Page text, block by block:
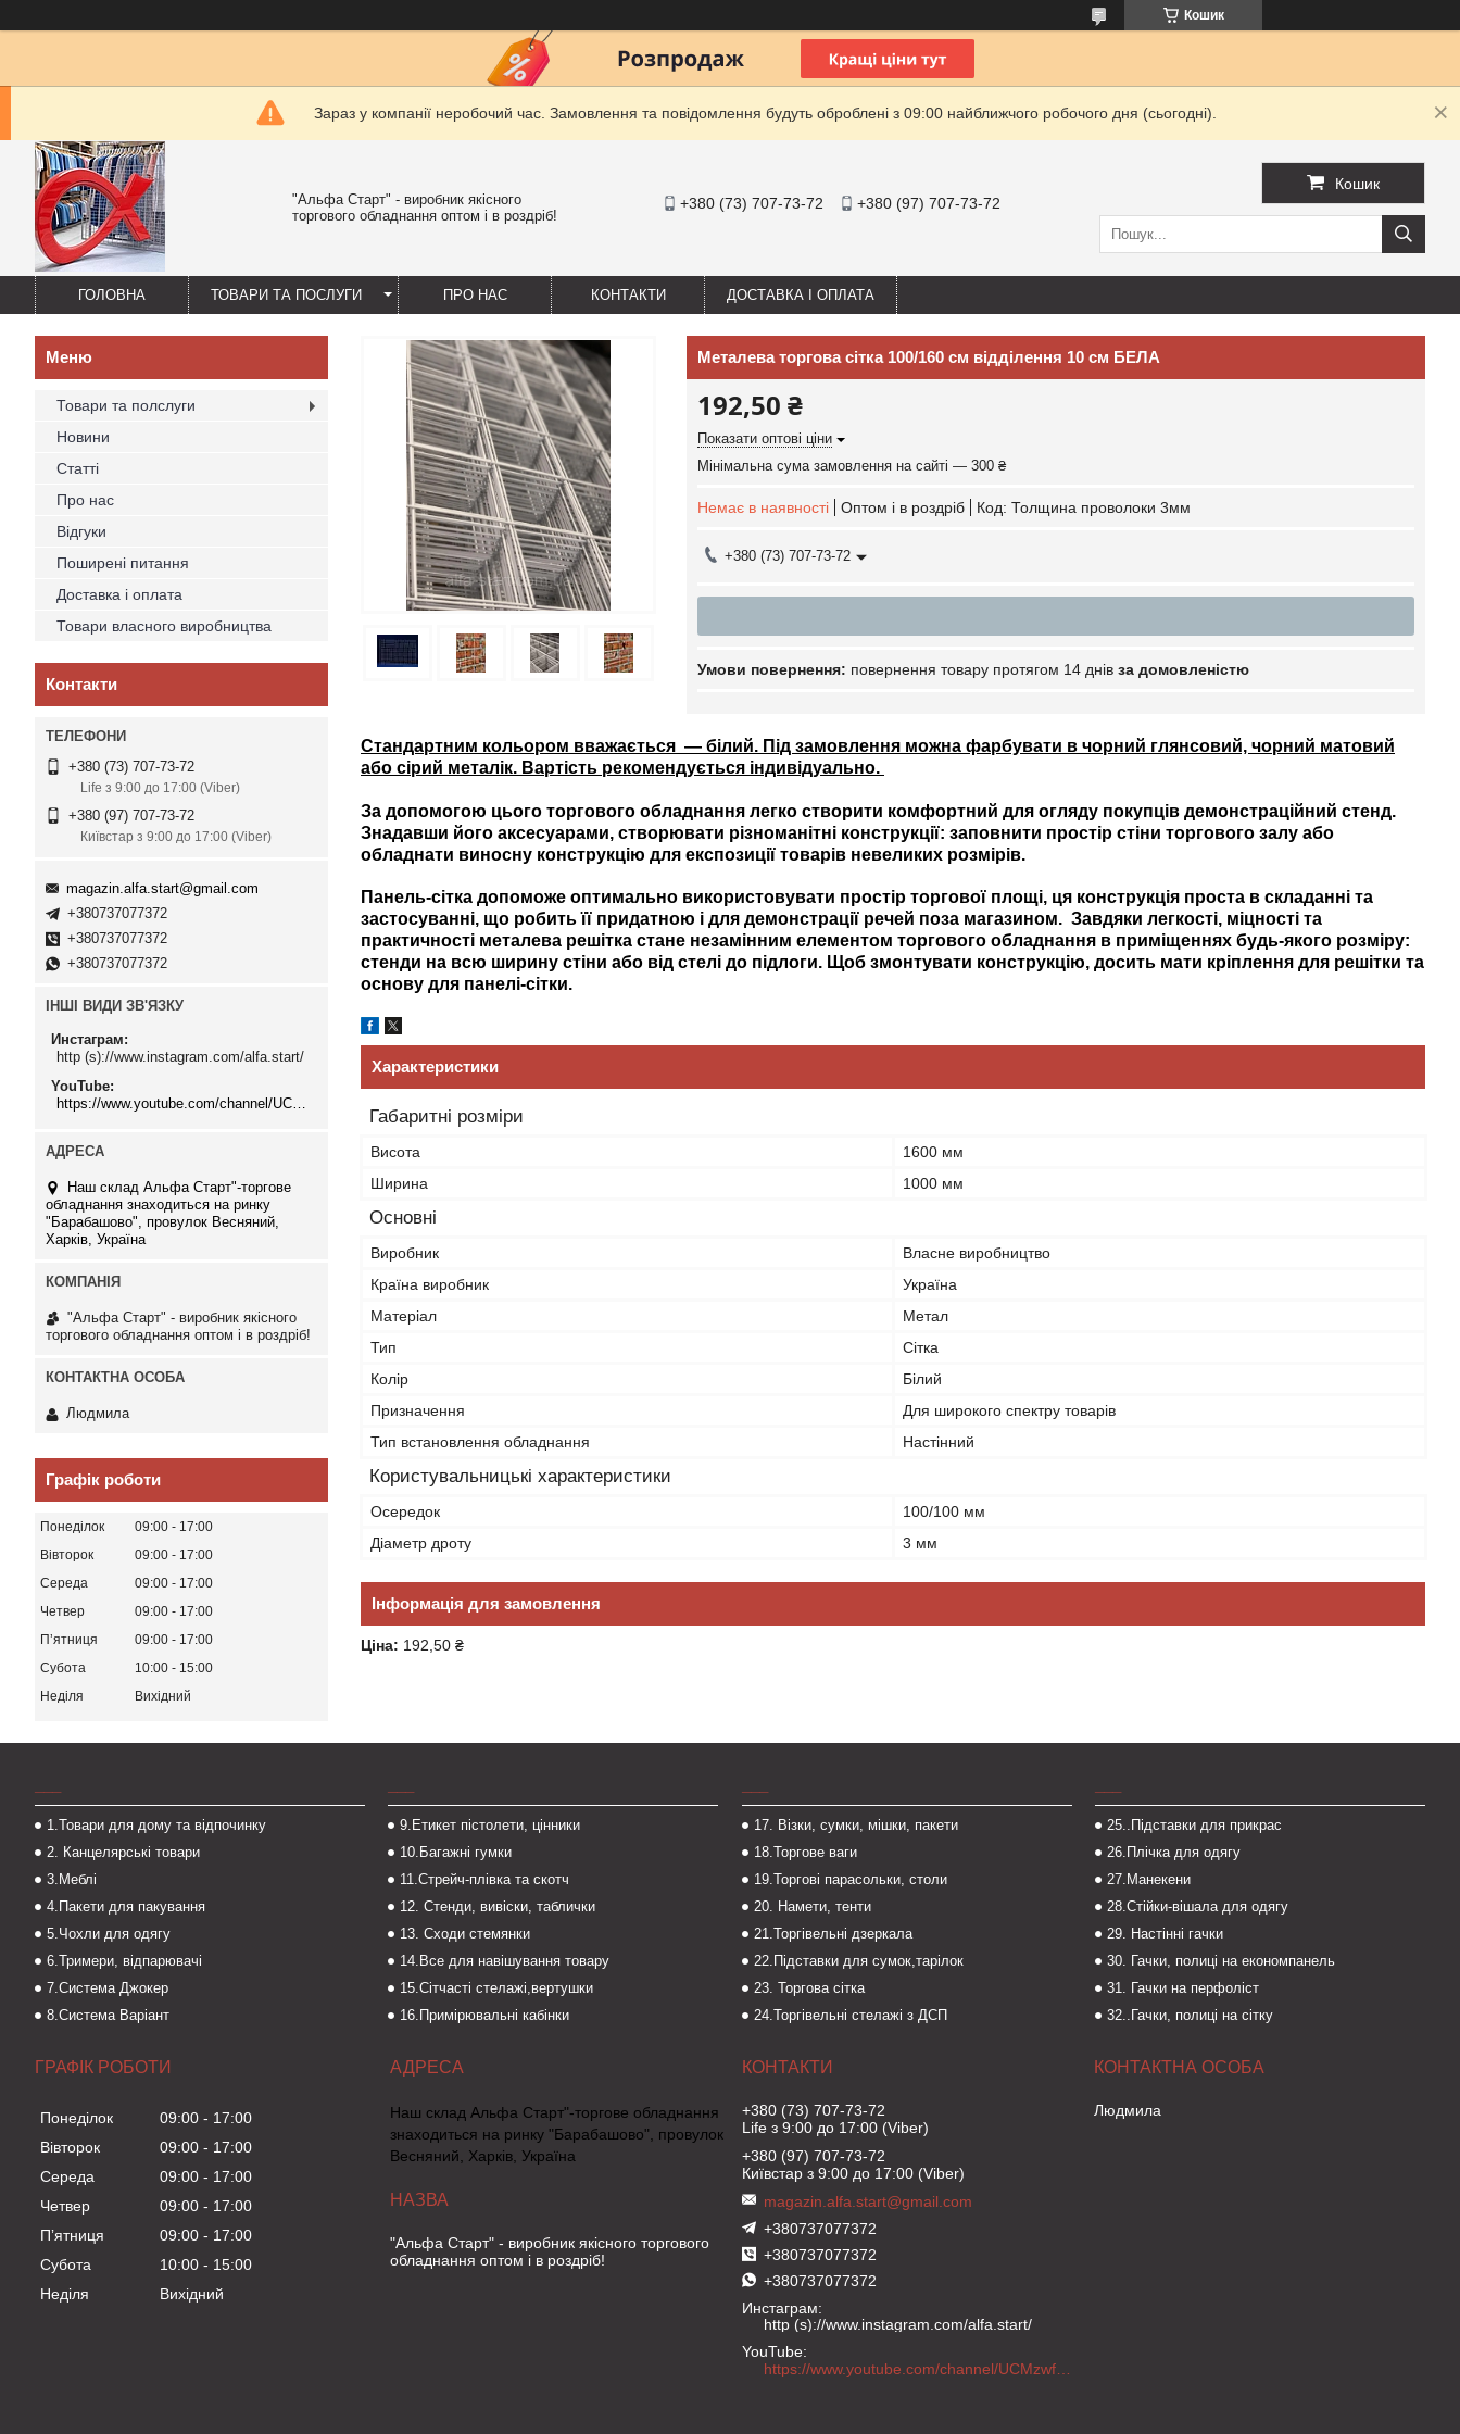
Кошик
Зараз у компанії неробочий час. Замовлення та повідомлення будуть оброблені з 09:00 найближчого робочого дня (сьогодні).
"Альфа Старт" - виробник якісного
торгового обладнання оптом і в роздріб!
+380 (73) 707-73-72 +380 (97) 707-73-72
Кошик
ГОЛОВНА ТОВАРИ ТА ПОСЛУГИ ПРО НАС КОНТАКТИ ДОСТАВКА І ОПЛАТА
Металева торгова сітка 100/160 см відділення 10 см БЕЛА
192,50 ₴
Показати оптові ціни
Мінімальна сума замовлення на сайті — 300 ₴
Немає в наявності Оптом і в роздріб Код: Толщина проволоки 3мм
+380 (73) 707-73-72
повернення товару протягом 14 днів за домовленістю
Стандартним кольором вважається — білий. Під замовлення можна фарбувати в чорний глянсовий, чорний матовий
або сірий металік. Вартість рекомендується індивідуально.
За допомогою цього торгового обладнання легко створити комфортний для огляду покупців демонстраційний стенд.
Знадавши його аксесуарами, створювати різноманітні конструкції: заповнити простір стіни торгового залу або
обладнати виносну конструкцію для експозиції товарів невеликих розмірів.
Панель-сітка допоможе оптимально використовувати простір торгової площі, ця конструкція проста в складанні та
застосуванні, що робить її придатною і для демонстрації речей поза магазином. Завдяки легкості, міцності та
практичності металева решітка стане незамінним елементом торгового обладнання в приміщеннях будь-якого розміру:
стенди на всю ширину стіни або від стелі до підлоги. Щоб змонтувати конструкцію, досить мати кріплення для решітки та
основу для панелі-сітки.
Характеристики
Габаритні розміри
Висота
1600 мм
Ширина
1000 мм
Основні
Виробник
Власне виробництво
Країна виробник
Україна
Матеріал
Метал
Тип
Сітка
Колір
Білий
Призначення
Для широкого спектру товарів
Тип встановлення обладнання
Настінний
Користувальницькі характеристики
Осередок
100/100 мм
Діаметр дроту
3 мм
Інформація для замовлення
Ціна: 192,50 ₴
Товари та полслуги
Новини
Статті
Про нас
Відгуки
Поширені питання
Доставка і оплата
Товари власного виробництва
Контакти
+380 (73) 707-73-72
Life з 9:00 до 17:00 (Viber)
+380 (97) 707-73-72
Київстар з 9:00 до 17:00 (Viber)
magazin.alfa.start@gmail.com
+380737077372
+380737077372
+380737077372
ІНШІ ВИДИ ЗВ'ЯЗКУ
Инстаграм
http (s)://www.instagram.com/alfa.start/
YouTube
Наш склад Альфа Старт"-торгове
обладнання знаходиться на ринку
"Барабашово", провулок Весняний,
Харків, Україна
"Альфа Старт" - виробник якісного
торгового обладнання оптом і в роздріб!
Людмила
Графік роботи
Понеділок 09:00
17:00
Вівторок
09:00
17:00
Середа
09:00
17:00
Четвер
09:00
17:00
Пʼятниця
09:00
17:00
Субота
10:00
15:00
Неділя
Вихідний
1.Товари для дому та відпочинку
2. Канцелярські товари
3.Меблі
4.Пакети для пакування
5.Чохли для одягу
6.Тримери, відпарювачі
7.Система Джокер
8.Система Варіант
9.Етикет пістолети, цінники
10.Багажні гумки
11.Стрейч-плівка та скотч
12. Стенди, вивіски, таблички
13. Сходи стемянки
14.Все для навішування товару
15.Сітчасті стелажі,вертушки
16.Примірювальні кабінки
17. Візки, сумки, мішки, пакети
18.Торгове ваги
19.Торгові парасольки, столи
20. Намети, тенти
21.Торгівельні дзеркала
22.Підставки для сумок,тарілок
23. Торгова сітка
24.Торгівельні стелажі з ДСП
25..Підставки для прикрас
26.Плічка для одягу
27.Манекени
28.Стійки-вішала для одягу
29. Настінні гачки
30. Гачки, полиці на економпанель
31. Гачки на перфоліст
32..Гачки, полиці на сітку
ГРАФІК РОБОТИ
Понеділок 09:00
17:00
Вівторок
09:00
17:00
Середа
09:00
17:00
Четвер
09:00
17:00
Пʼятниця
09:00
17:00
Субота
10:00
15:00
Неділя
Вихідний
Наш склад Альфа Старт"-торгове обладнання
знаходиться на ринку "Барабашово", провулок
Весняний, Харків, Україна
"Альфа Старт" - виробник якісного торгового
обладнання оптом і в роздріб!
+380 (73) 707-73-72
Life з 9:00 до 17:00 (Viber)
+380 (97) 707-73-72
Київстар з 9:00 до 17:00 (Viber)
magazin.alfa.start@gmail.com
+380737077372
+380737077372
+380737077372
Инстаграм
http (s)://www.instagram.com/alfa.start/
YouTube
https://www.youtube.com/channel/UCMzwfuPdxogFIKF_nELVFNw
Людмила